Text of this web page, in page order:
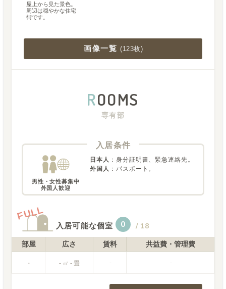
屋上から見た景色。
周辺は穏やかな住宅
街です。
画像一覧 (123枚)
ROOMS
専有部
入居条件
男性・女性募集中
外国人歓迎
日本人 ： 身分証明書、緊急連絡先。
外国人 ： パスポート。
FULL
入居可能な個室 0 / 18
部屋 広さ 賃料 共益費・管理費
- - ㎡ - 畳 - -